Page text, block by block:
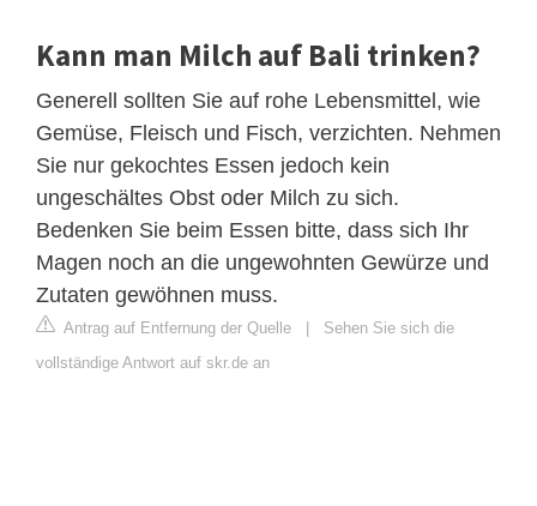
Kann man Milch auf Bali trinken?
Generell sollten Sie auf rohe Lebensmittel, wie
Gemüse, Fleisch und Fisch, verzichten. Nehmen
Sie nur gekochtes Essen jedoch kein
ungeschältes Obst oder Milch zu sich.
Bedenken Sie beim Essen bitte, dass sich Ihr
Magen noch an die ungewohnten Gewürze und
Zutaten gewöhnen muss.
Antrag auf Entfernung der Quelle | Sehen Sie sich die
vollständige Antwort auf skr.de an